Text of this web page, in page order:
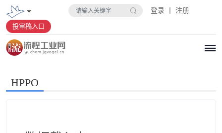
登录 丨 注册
投审稿入口
HPPO